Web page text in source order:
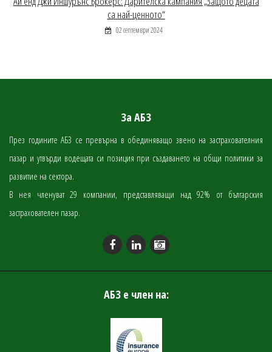
са най-ценното“
02 септември 2024
За АБЗ
През годините АБЗ се превърна в обединяващо звено на застрахователния
пазар и утвърди водещата си позиция при създаването на общи политики за
развитие на сектора.
В нея членуват 29 компании, представляващи над 92% от българския
застрахователен пазар.
АБЗ е член на: